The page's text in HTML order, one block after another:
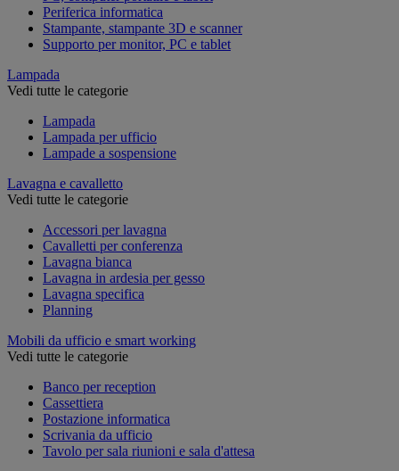
Periferica informatica
Stampante, stampante 3D e scanner
Supporto per monitor, PC e tablet
Lampada
Vedi tutte le categorie
Lampada
Lampada per ufficio
Lampade a sospensione
Lavagna e cavalletto
Vedi tutte le categorie
Accessori per lavagna
Cavalletti per conferenza
Lavagna bianca
Lavagna in ardesia per gesso
Lavagna specifica
Planning
Mobili da ufficio e smart working
Vedi tutte le categorie
Banco per reception
Cassettiera
Postazione informatica
Scrivania da ufficio
Tavolo per sala riunioni e sala d'attesa